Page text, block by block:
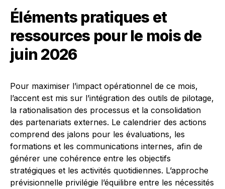
Éléments pratiques et
ressources pour le mois de
juin 2026
Pour maximiser l’impact opérationnel de ce mois,
l’accent est mis sur l’intégration des outils de pilotage,
la rationalisation des processus et la consolidation
des partenariats externes. Le calendrier des actions
comprend des jalons pour les évaluations, les
formations et les communications internes, afin de
générer une cohérence entre les objectifs
stratégiques et les activités quotidiennes. L’approche
prévisionnelle privilégie l’équilibre entre les nécessités